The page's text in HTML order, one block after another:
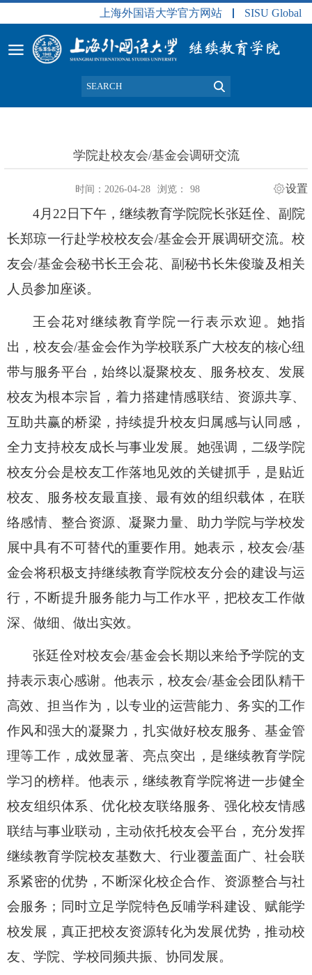
上海外国语大学官方网站 SISU Global
学院赴校友会/基金会调研交流
时间：2026-04-28 浏览： 98 设置
4月 22 日下午，继续教育学院院长张廷佺、副院
长郑琼一行赴学校校友会/基金会开展调研交流。校
友会/基金会秘书长王会花、副秘书长朱俊璇及相关
人员参加座谈。
王会花对继续教育学院一行表示欢迎。她指
出，校友会/基金会作为学校联系广大校友的核心纽
带与服务平台，始终以凝聚校友、服务校友、发展
校友为根本宗旨，着力搭建情感联结、资源共享、
互助共赢的桥梁，持续提升校友归属感与认同感，
全力支持校友成长与事业发展。她强调，二级学院
校友分会是校友工作落地见效的关键抓手，是贴近
校友、服务校友最直接、最有效的组织载体，在联
络感情、整合资源、凝聚力量、助力学院与学校发
展中具有不可替代的重要作用。她表示，校友会/基
金会将积极支持继续教育学院校友分会的建设与运
行，不断提升服务能力与工作水平，把校友工作做
深、做细、做出实效。
张廷佺对校友会/基金会长期以来给予学院的支
持表示衷心感谢。他表示，校友会/基金会团队精干
高效、担当作为，以专业的运营能力、务实的工作
作风和强大的凝聚力，扎实做好校友服务、基金管
理等工作，成效显著、亮点突出，是继续教育学院
学习的榜样。他表示，继续教育学院将进一步健全
校友组织体系、优化校友联络服务、强化校友情感
联结与事业联动，主动依托校友会平台，充分发挥
继续教育学院校友基数大、行业覆盖面广、社会联
系紧密的优势，不断深化校企合作、资源整合与社
会服务；同时立足学院特色反哺学科建设、赋能学
校发展，真正把校友资源转化为发展优势，推动校
友、学院、学校同频共振、协同发展。